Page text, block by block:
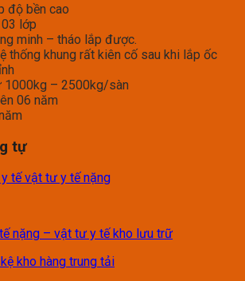
độ bền cao
lớp
minh – tháo lắp được.
thống khung rất kiên cố sau khi lắp ốc
1000kg – 2500kg/sàn
06 năm
tự
nặng – vật tư y tế kho lưu trữ